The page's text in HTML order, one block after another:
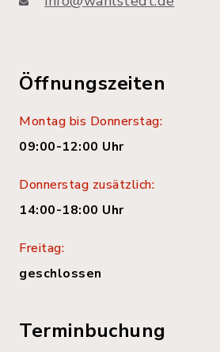
Öffnungszeiten
Montag bis Donnerstag:
09:00-12:00 Uhr
Donnerstag zusätzlich:
14:00-18:00 Uhr
Freitag:
geschlossen
Terminbuchung